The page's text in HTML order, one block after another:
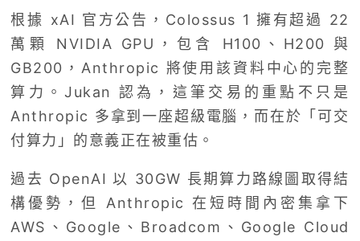
根據 xAI 官方公告，Colossus 1 擁有超過 22
萬顆 NVIDIA GPU，包含 H100、H200 與
GB200，Anthropic 將使用該資料中心的完整
算力。Jukan 認為，這筆交易的重點不只是
Anthropic 多拿到一座超級電腦，而在於「可交
付算力」的意義正在被重估。
過去 OpenAI 以 30GW 長期算力路線圖取得結
構優勢，但 Anthropic 在短時間內密集拿下
AWS、Google、Broadcom、Google Cloud